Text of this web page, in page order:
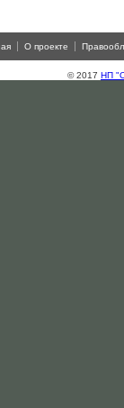
О проекте
© 2017 НП